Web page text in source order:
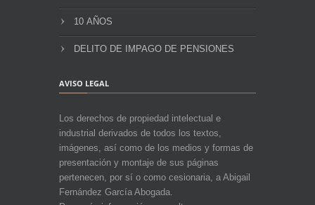
10 AÑOS
DELITO DE IMPAGO DE PENSIONES
AVISO LEGAL
Los derechos de propiedad intelectual e
industrial derivados de todos los textos,
imágenes, así como de los medios y formas de
presentación y montaje de sus páginas
pertenecen, por sí o como cesionaria, a Abigail
Fernández García Abogada.